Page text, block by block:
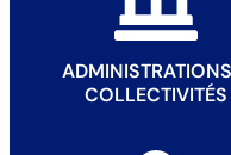
COLLECTIVITÉS